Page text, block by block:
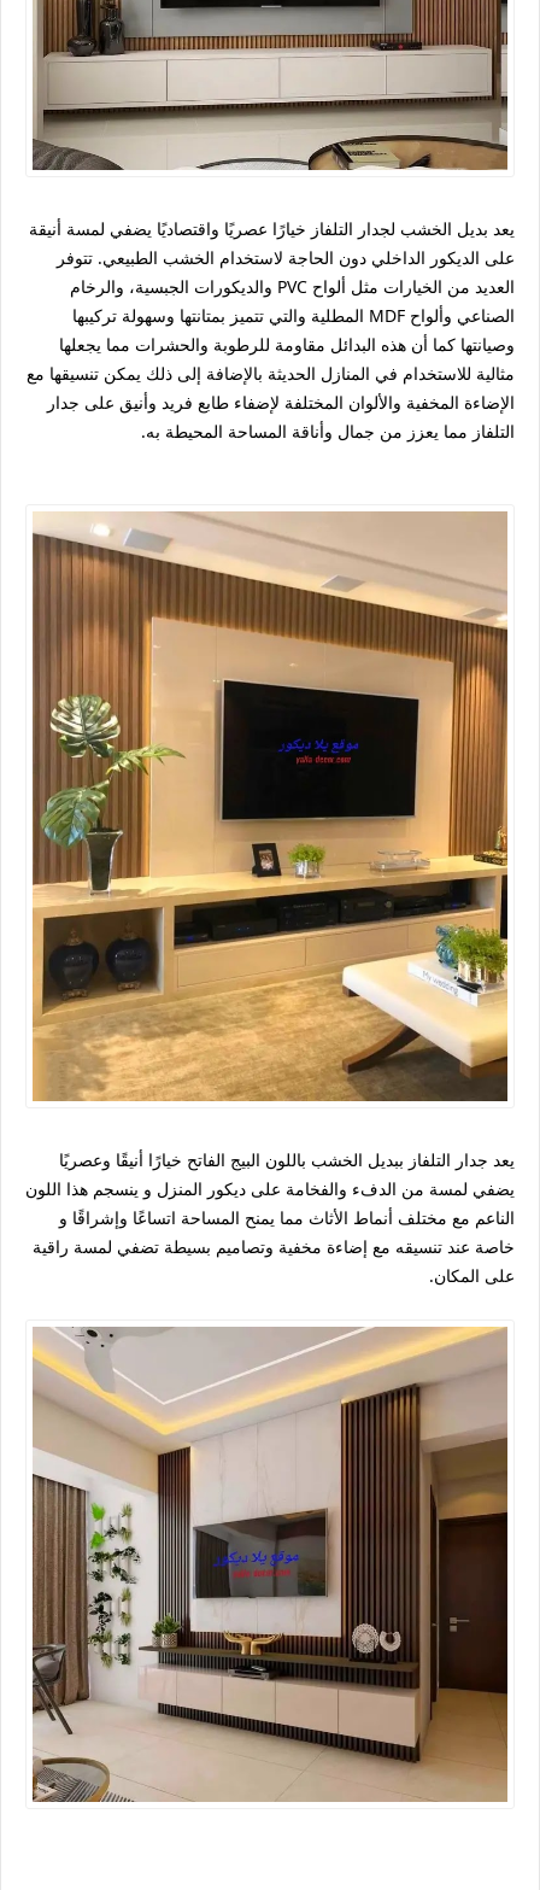
يعد بديل الخشب لجدار التلفاز خيارًا عصريًا واقتصاديًا يضفي لمسة أنيقة
على الديكور الداخلي دون الحاجة لاستخدام الخشب الطبيعي. تتوفر
العديد من الخيارات مثل ألواح PVC والديكورات الجبسية، والرخام
الصناعي وألواح MDF المطلية والتي تتميز بمتانتها وسهولة تركيبها
وصيانتها كما أن هذه البدائل مقاومة للرطوبة والحشرات مما يجعلها
مثالية للاستخدام في المنازل الحديثة بالإضافة إلى ذلك يمكن تنسيقها مع
الإضاءة المخفية والألوان المختلفة لإضفاء طابع فريد وأنيق على جدار
التلفاز مما يعزز من جمال وأناقة المساحة المحيطة به.
يعد جدار التلفاز ببديل الخشب باللون البيج الفاتح خيارًا أنيقًا وعصريًا
يضفي لمسة من الدفء والفخامة على ديكور المنزل و ينسجم هذا اللون
الناعم مع مختلف أنماط الأثاث مما يمنح المساحة اتساعًا وإشراقًا و
خاصة عند تنسيقه مع إضاءة مخفية وتصاميم بسيطة تضفي لمسة راقية
على المكان.